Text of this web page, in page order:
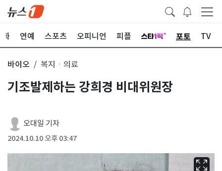
화 연예 스포츠 오피니언 피플 포토 TV
바이오 복지ㆍ의료
기조발제하는 강희경 비대위원장
오대일 기자
2024.10.10 오후 03:47